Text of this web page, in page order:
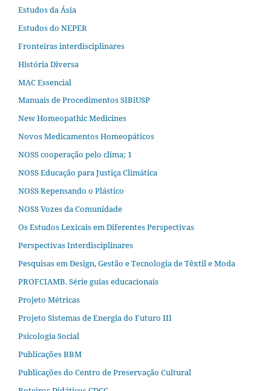
Estudos da Ásia​
Estudos do NEPER
Fronteiras interdisciplinares
História Diversa
MAC Essencial
Manuais de Procedimentos SIBiUSP
New Homeopathic Medicines
Novos Medicamentos Homeopáticos
NOSS cooperação pelo clima; 1
NOSS Educação para Justiça Climática
NOSS Repensando o Plástico
NOSS Vozes da Comunidade
Os Estudos Lexicais em Diferentes Perspectivas
Perspectivas Interdisciplinares
Pesquisas em Design, Gestão e Tecnologia de Têxtil e Moda
PROFCIAMB. Série guias educacionais
Projeto Métricas
Projeto Sistemas de Energia do Futuro III
Psicologia Social
Publicações BBM
Publicações do Centro de Preservação Cultural